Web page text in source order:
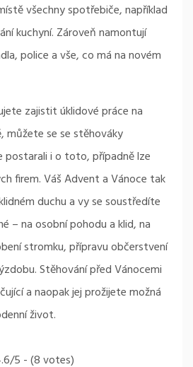
všechny spotřebiče, například
kuchyní. Zároveň namontují
police a vše, co má na novém
zajistit úklidové práce na
můžete se se stěhováky
postarali i o toto, případně lze
firem. Váš Advent a Vánoce tak
duchu a vy se soustředíte
– na osobní pohodu a klid, na
stromku, přípravu občerstvení
Stěhování před Vánocemi
a naopak jej prožijete možná
život.
5 - (8 votes)